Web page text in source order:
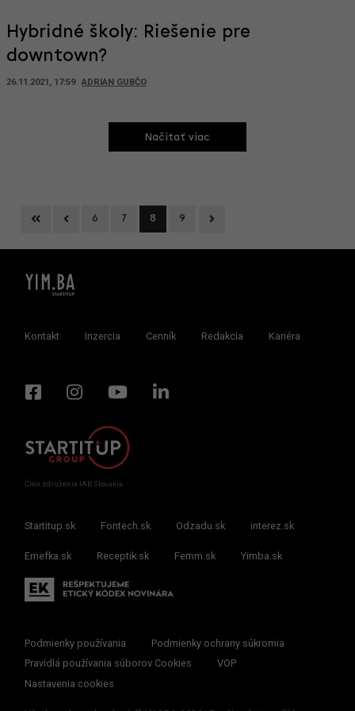
Hybridné školy: Riešenie pre
downtown?
26.11.2021, 17:59 ADRIAN GUBČO
Načitať viac
First Previous
6 7 8 9
Kontakt Inzercia Cenník Redakcia Kariéra
Člen združenia IAB Slovakia
Startitup.sk Fontech.sk Odzadu.sk interez.sk
Emefka.sk Receptik.sk Femm.sk Yimba.sk
Podmienky používania
Podmienky ochrany súkromia
Pravidlá používania súborov Cookies
VOP
Nastavenia cookies